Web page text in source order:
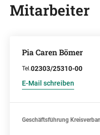
Mitarbeiter
Pia Caren Bömer
Tel.02303/25310-00
E-Mail schreiben
Geschäftsführung